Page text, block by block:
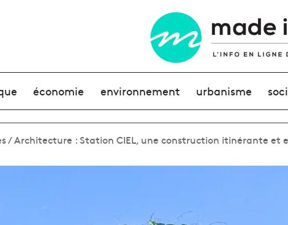
menuéconomie environnement urbanisme
/Architecture : Station CIEL, une construction itinérante et